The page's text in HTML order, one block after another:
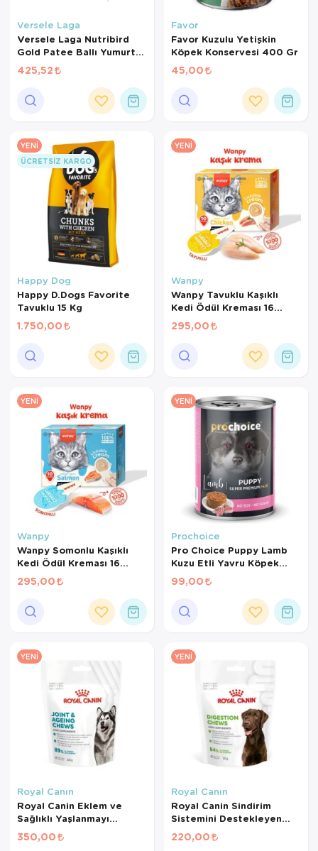
Versele Laga
Versele Laga Nutribird
Gold Patee Ballı Yumurtalı
Kanarya Maması (1 KG
BÖLÜNMÜŞ)
425,52
Favor
Favor Kuzulu Yetişkin
Köpek Konservesi 400 Gr
45,00
YENI
ÜCRETSIZ KARGO
Happy Dog
Happy D.Dogs Favorite
Tavuklu 15 Kg
1.750,00
YENI
Wanpy
Wanpy Tavuklu Kaşıklı
Kedi Ödül Kreması 16
gr*10Ad
295,00
YENI
Wanpy
Wanpy Somonlu Kaşıklı
Kedi Ödül Kreması 16
gr*10Ad
295,00
YENI
Prochoice
Pro Choice Puppy Lamb
Kuzu Etli Yavru Köpek
Konservesi 400 Gr
99,00
YENI
Royal Canın
Royal Canin Eklem ve
Sağlıklı Yaşlanmayı
Destekleyen Tamamlayıcı
Yetişkin Köpek Ödül
350,00
YENI
Royal Canın
Royal Canin Sindirim
Sistemini Destekleyen
Tamamlayıcı Yetişkin
Köpek Ödül Maması 160
220,00